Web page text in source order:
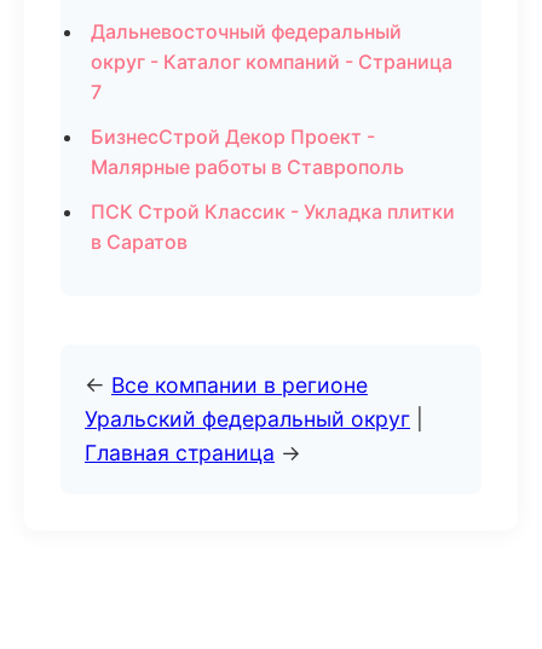
Дальневосточный федеральный
округ - Каталог компаний - Страница
7
БизнесСтрой Декор Проект -
Малярные работы в Ставрополь
ПСК Строй Классик - Укладка плитки
в Саратов
← Все компании в регионе
Уральский федеральный округ
Главная страница →